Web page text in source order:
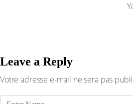
Leave a Reply
Votre adresse e-mail ne sera pas